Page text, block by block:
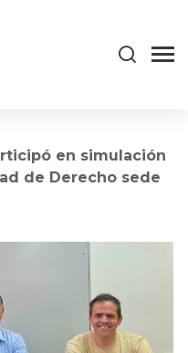
en simulación
de Derecho sede